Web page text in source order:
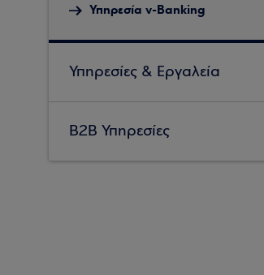
Υπηρεσία v-Banking
Υπηρεσίες & Εργαλεία
B2B Υπηρεσίες